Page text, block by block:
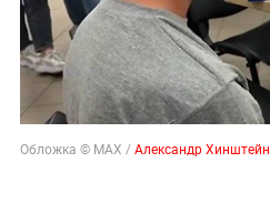
Обложка © MAX /Александр Хинштейн